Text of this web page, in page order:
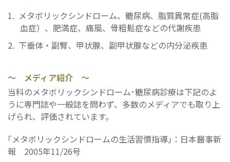
メタボリックシンドローム、糖尿病、脂質異常症(高脂
血症）、肥満症、痛風、骨粗鬆症などの代謝疾患
下垂体・副腎、甲状腺、副甲状腺などの内分泌疾患
～ メディア紹介 ～
当科のメタボリックシンドローム･糖尿病診療は下記のよ
うに専門誌や一般誌を問わず、多数のメディアでも取り上
げられ、評価されています。
｢メタボリックシンドロームの生活習慣指導｣：日本醫事新
報 2005年11/26号